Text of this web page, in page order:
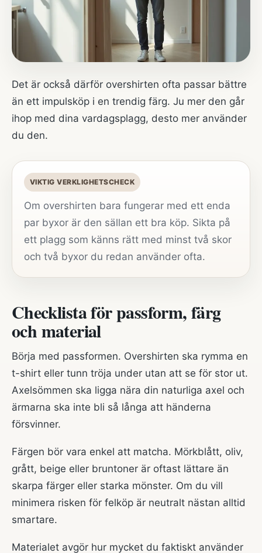
Det är också därför overshirten ofta passar bättre
än ett impulsköp i en trendig färg. Ju mer den går
ihop med dina vardagsplagg, desto mer använder
du den.
VIKTIG VERKLIGHETSCHECK
Om overshirten bara fungerar med ett enda
par byxor är den sällan ett bra köp. Sikta på
ett plagg som känns rätt med minst två skor
och två byxor du redan använder ofta.
Checklista för passform, färg
och material
Börja med passformen. Overshirten ska rymma en
t-shirt eller tunn tröja under utan att se för stor ut.
Axelsömmen ska ligga nära din naturliga axel och
ärmarna ska inte bli så långa att händerna
försvinner.
Färgen bör vara enkel att matcha. Mörkblått, oliv,
grått, beige eller bruntoner är oftast lättare än
skarpa färger eller starka mönster. Om du vill
minimera risken för felköp är neutralt nästan alltid
smartare.
Materialet avgör hur mycket du faktiskt använder